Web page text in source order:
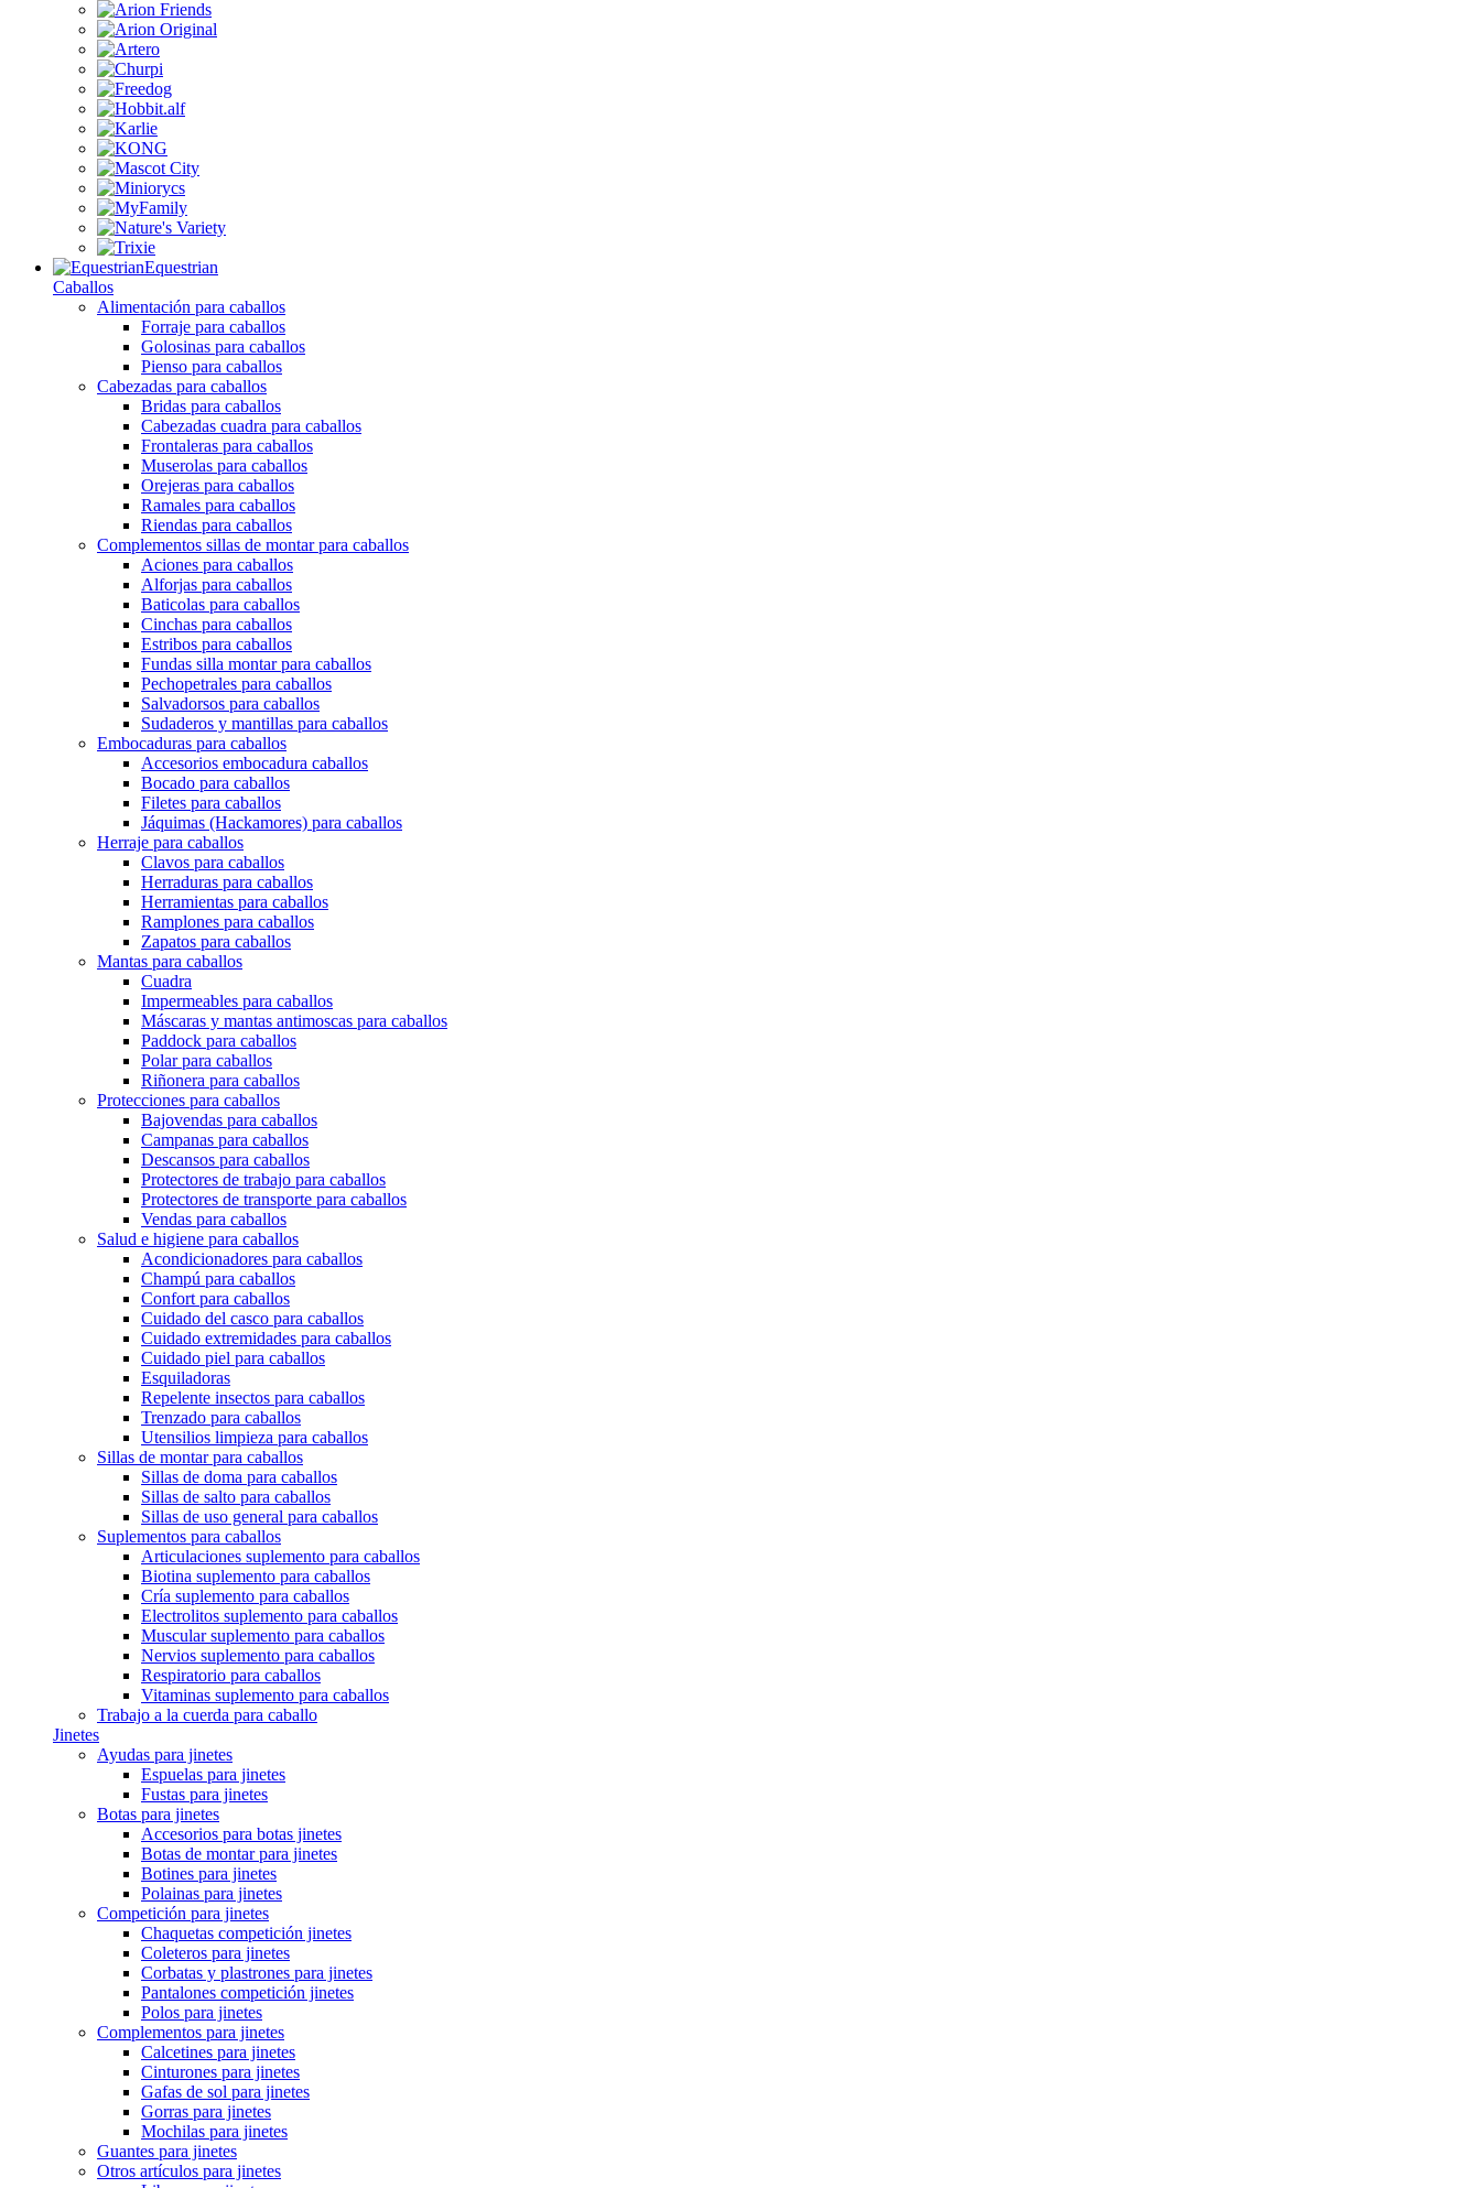
Equestrian
Caballos
Alimentación para caballos
Forraje para caballos
Golosinas para caballos
Pienso para caballos
Cabezadas para caballos
Bridas para caballos
Cabezadas cuadra para caballos
Frontaleras para caballos
Muserolas para caballos
Orejeras para caballos
Ramales para caballos
Riendas para caballos
Complementos sillas de montar para caballos
Aciones para caballos
Alforjas para caballos
Baticolas para caballos
Cinchas para caballos
Estribos para caballos
Fundas silla montar para caballos
Pechopetrales para caballos
Salvadorsos para caballos
Sudaderos y mantillas para caballos
Embocaduras para caballos
Accesorios embocadura caballos
Bocado para caballos
Filetes para caballos
Jáquimas (Hackamores) para caballos
Herraje para caballos
Clavos para caballos
Herraduras para caballos
Herramientas para caballos
Ramplones para caballos
Zapatos para caballos
Mantas para caballos
Cuadra
Impermeables para caballos
Máscaras y mantas antimoscas para caballos
Paddock para caballos
Polar para caballos
Riñonera para caballos
Protecciones para caballos
Bajovendas para caballos
Campanas para caballos
Descansos para caballos
Protectores de trabajo para caballos
Protectores de transporte para caballos
Vendas para caballos
Salud e higiene para caballos
Acondicionadores para caballos
Champú para caballos
Confort para caballos
Cuidado del casco para caballos
Cuidado extremidades para caballos
Cuidado piel para caballos
Esquiladoras
Repelente insectos para caballos
Trenzado para caballos
Utensilios limpieza para caballos
Sillas de montar para caballos
Sillas de doma para caballos
Sillas de salto para caballos
Sillas de uso general para caballos
Suplementos para caballos
Articulaciones suplemento para caballos
Biotina suplemento para caballos
Cría suplemento para caballos
Electrolitos suplemento para caballos
Muscular suplemento para caballos
Nervios suplemento para caballos
Respiratorio para caballos
Vitaminas suplemento para caballos
Trabajo a la cuerda para caballo
Jinetes
Ayudas para jinetes
Espuelas para jinetes
Fustas para jinetes
Botas para jinetes
Accesorios para botas jinetes
Botas de montar para jinetes
Botines para jinetes
Polainas para jinetes
Competición para jinetes
Chaquetas competición jinetes
Coleteros para jinetes
Corbatas y plastrones para jinetes
Pantalones competición jinetes
Polos para jinetes
Complementos para jinetes
Calcetines para jinetes
Cinturones para jinetes
Gafas de sol para jinetes
Gorras para jinetes
Mochilas para jinetes
Guantes para jinetes
Otros artículos para jinetes